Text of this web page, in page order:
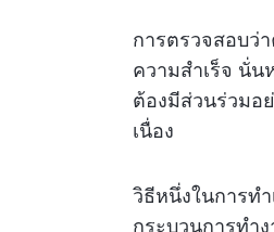
การตรวจสอบว่
ความสำเร็จ นั่
ต้องมีส่วนร่วมอ
เนื่อง
วิธีหนึ่งในการท
กระบวนการทำ